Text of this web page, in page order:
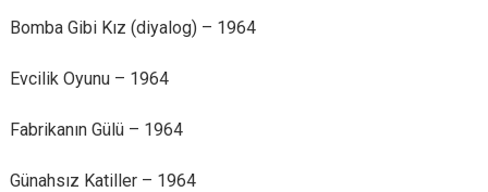
Bomba Gibi Kız (diyalog) – 1964
Evcilik Oyunu – 1964
Fabrikanın Gülü – 1964
Günahsız Katiller – 1964